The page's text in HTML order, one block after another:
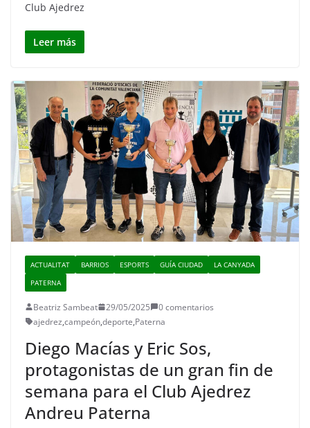
Club Ajedrez
Leer más
ACTUALITAT BARRIOS ESPORTS GUÍA CIUDAD
LA CANYADA
PATERNA
Beatriz Sambeat 29/05/2025
0 comentarios
ajedrez,campeón,deporte,Paterna
Diego Macías y Eric Sos,
protagonistas de un gran fin de
semana para el Club Ajedrez
Andreu Paterna